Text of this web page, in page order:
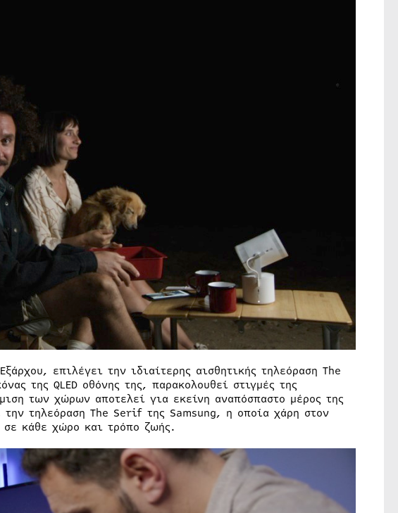
επιλέγει την ιδιαίτερης αισθητικής τηλεόραση The
της QLED οθόνης της, παρακολουθεί στιγμές της
των χώρων αποτελεί για εκείνη αναπόσπαστο μέρος της
την τηλεόραση The Serif της Samsung, η οποία χάρη στον
σε κάθε χώρο και τρόπο ζωής.